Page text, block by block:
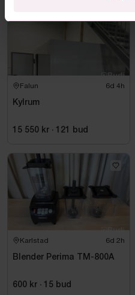
Falun 6d 4h
Kylrum
15 550 kr · 121 bud
Karlstad 6d 2h
Blender Perima TM-800A
600 kr · 15 bud